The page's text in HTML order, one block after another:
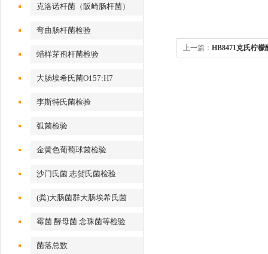
克洛诺杆菌（阪崎肠杆菌）
弯曲肠杆菌检验
蜡样芽孢杆菌检验
大肠埃希氏菌O157:H7
李斯特氏菌检验
弧菌检验
金黄色葡萄球菌检验
沙门氏菌 志贺氏菌检验
(粪)大肠菌群大肠埃希氏菌
霉菌 酵母菌 念珠菌等检验
菌落总数
上一篇： HB8471克氏柠檬